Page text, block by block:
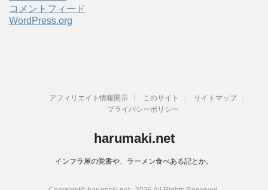
コメントフィード
WordPress.org
アフィリエイト情報開示 このサイト
サイトマップ
プライバシーポリシー
harumaki.net
インフラ屋の覚書や、ラーメン食べある記とか。